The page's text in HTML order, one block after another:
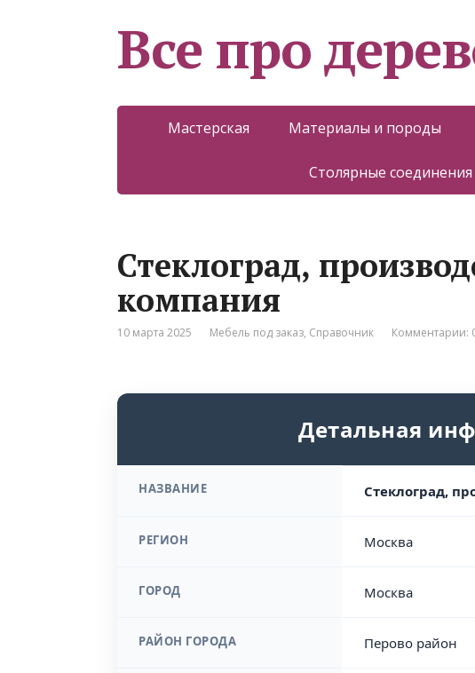
Все про
Мастерская Материалы и породы
Столярные соединения
Стеклоград,
компания
10 марта 2025 Мебель под заказ, Справочник Комментарии:
Детальная
НАЗВАНИЕ Стеклоград,
РЕГИОН Москва
ГОРОД Москва
РАЙОН ГОРОДА Перово район